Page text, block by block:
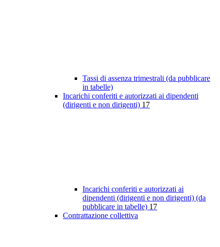
Tassi di assenza trimestrali (da pubblicare
in tabelle)
Incarichi conferiti e autorizzati ai dipendenti
(dirigenti e non dirigenti) 17
Incarichi conferiti e autorizzati ai
dipendenti (dirigenti e non dirigenti) (da
pubblicare in tabelle) 17
Contrattazione collettiva